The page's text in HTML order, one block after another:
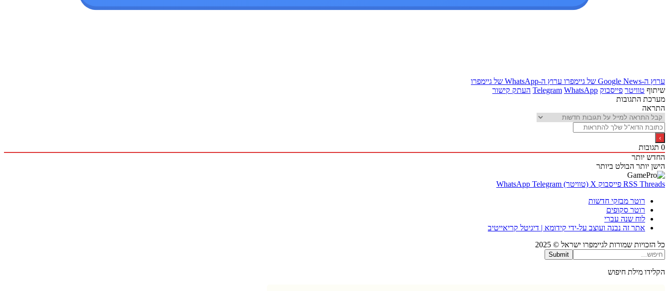
ערוץ ה-Google News של גיימפרו
ערוץ ה-WhatsApp של גיימפרו
שיתוף טוויטר פייסבוק Telegram WhatsApp
העתק קישור
מערכת התגובות
התראה
0 תגובות
החדש יותר
הישן יותר הבולט ביותר
RSS Threads פייסבוק X (טוויטר) WhatsApp Telegram
רוטר מבזקי חדשות
רוטר סקופים
לוח שנה עברי
אתר זה נבנה ועוצב על-ידי קידומא | דיגיטל קריאייטיב
כל הזכויות שמורות לגיימפרו ישראל © 2025
Submit
הקלידו מילת חיפוש